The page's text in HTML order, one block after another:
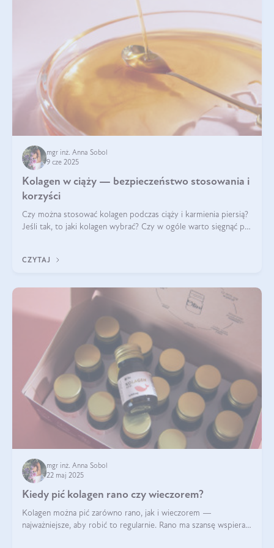
mgr inż. Anna Sobol
9 cze 2025
Kolagen w ciąży — bezpieczeństwo stosowania i
korzyści
Czy można stosować kolagen podczas ciąży i karmienia piersią?
Jeśli tak, to jaki kolagen wybrać? Czy w ogóle warto sięgnąć po
CZYTAJ
mgr inż. Anna Sobol
22 maj 2025
Kiedy pić kolagen rano czy wieczorem?
Kolagen można pić zarówno rano, jak i wieczorem —
najważniejsze, aby robić to regularnie. Rano ma szansę wspierać